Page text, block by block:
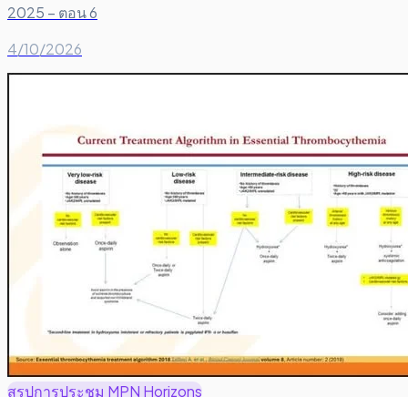
2025 – ตอน 6
4/10/2026
สรุปการประชุม MPN Horizons